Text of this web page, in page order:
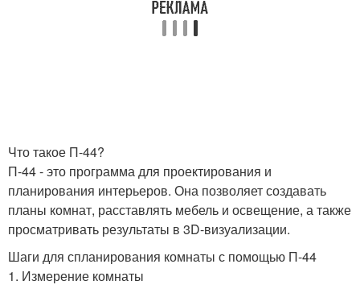
Что такое П-44?
П-44 - это программа для проектирования и
планирования интерьеров. Она позволяет создавать
планы комнат, расставлять мебель и освещение, а также
просматривать результаты в 3D-визуализации.
Шаги для спланирования комнаты с помощью П-44
1. Измерение комнаты